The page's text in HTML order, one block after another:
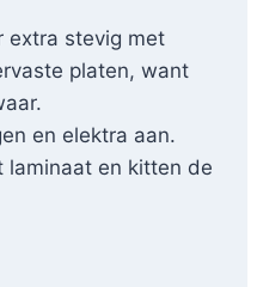
extra stevig met
platen, want
en elektra aan.
laminaat en kitten de